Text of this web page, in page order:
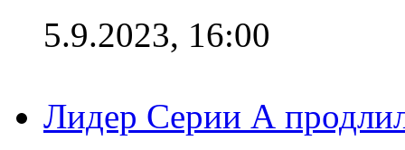
5.9.2023, 16:00
Лидер Серии А